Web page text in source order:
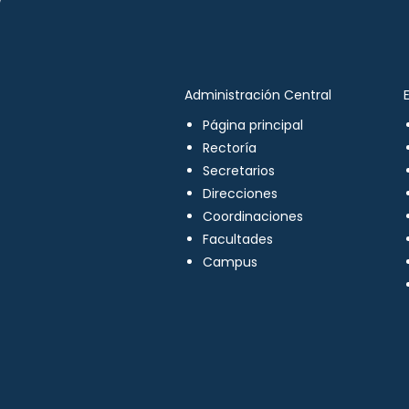
Administración Central
Página principal
Rectoría
Secretarios
Direcciones
Coordinaciones
Facultades
Campus